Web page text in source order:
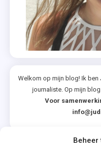
Beheer
Welkom op mijn blog! Ik ben
journaliste. Op mijn
Voor